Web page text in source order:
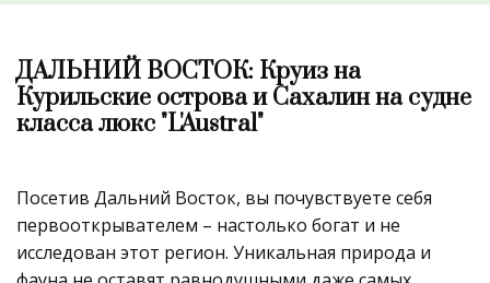
ДАЛЬНИЙ ВОСТОК: Круиз на
Курильские острова и Сахалин на судне
класса люкс "L'Austral"
Посетив Дальний Восток, вы почувствуете себя
первооткрывателем – настолько богат и не
исследован этот регион. Уникальная природа и